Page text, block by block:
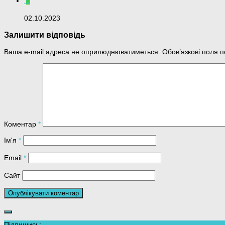
02.10.2023
Залишити відповідь
Ваша e-mail адреса не оприлюднюватиметься. Обов’язкові поля
Коментар *
Ім'я *
Email *
Сайт